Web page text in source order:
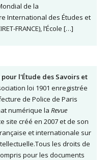
de la
International des Études et
FRANCE), l’École […]
l'Étude des Savoirs et
loi 1901 enregistrée
de Police de Paris
numérique la Revue
site créé en 2007 et de son
et internationale sur
les droits de
pour les documents